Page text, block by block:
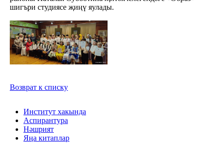
шигъри студиясе җиңү яулады.
Возврат к списку
Институт хакында
Аспирантура
Нәшрият
Яңа китаплар